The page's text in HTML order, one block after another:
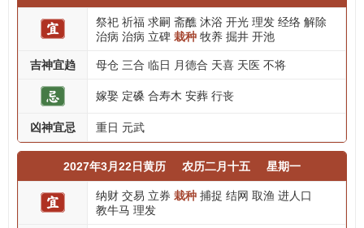
祭祀 祈福 求嗣 斋醮 沐浴 开光 理发 经络 解除
治病 治病 立碑 栽种 牧养 掘井 开池
吉神宜趋 母仓 三合 临日 月德合 天喜 天医 不将
嫁娶 定磉 合寿木 安葬 行丧
凶神宜忌 重日 元武
2027年3月22日黄历 农历二月十五 星期一
纳财 交易 立券 栽种 捕捉 结网 取渔 进人口
教牛马 理发